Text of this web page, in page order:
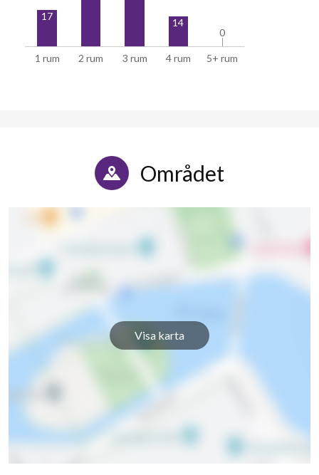
1 rum 2 rum 3 rum 4 rum 5+ rum
17
14
0
0
Området
Visa karta